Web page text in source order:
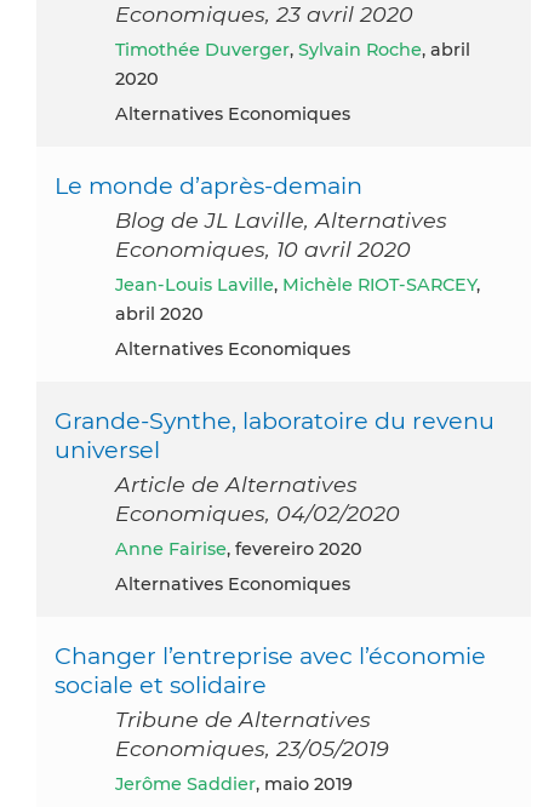
Economiques, 23 avril 2020
Timothée Duverger, Sylvain Roche, abril
2020
Alternatives Economiques
Le monde d’après-demain
Blog de JL Laville, Alternatives
Economiques, 10 avril 2020
Jean-Louis Laville, Michèle RIOT-SARCEY,
abril 2020
Alternatives Economiques
Grande-Synthe, laboratoire du revenu
universel
Article de Alternatives
Economiques, 04/02/2020
Anne Fairise, fevereiro 2020
Alternatives Economiques
Changer l’entreprise avec l’économie
sociale et solidaire
Tribune de Alternatives
Economiques, 23/05/2019
Jerôme Saddier, maio 2019